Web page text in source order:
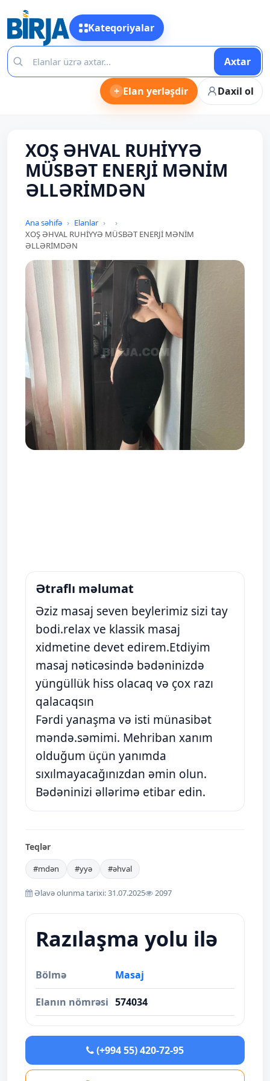
Kateqoriyalar
Axtar
+ Elan yerləşdir Daxil ol
XOŞ ƏHVAL RUHİYYƏ
MÜSBƏT ENERJİ MƏNİM
ƏLLƏRİMDƏN
Ana səhifə
Elanlar
XOŞ ƏHVAL RUHİYYƏ MÜSBƏT ENERJİ MƏNİM
ƏLLƏRİMDƏN
Ətraflı məlumat
Əziz masaj seven beylerimiz sizi tay
bodi.relax ve klassik masaj
xidmetine devet edirem.Etdiyim
masaj nəticəsində bədəninizdə
yüngüllük hiss olacaq və çox razı
qalacaqsın
Fərdi yanaşma və isti münasibət
məndə.səmimi. Mehriban xanım
olduğum üçün yanımda
sıxılmayacağınızdan əmin olun.
Bədəninizi əllərimə etibar edin.
Teqlər
#mdən #yyə #əhval
Əlavə olunma tarixi: 31.07.2025 2097
Razılaşma yolu ilə
Bölmə Masaj
Elanın nömrəsi 574034
(+994 55) 420-72-95